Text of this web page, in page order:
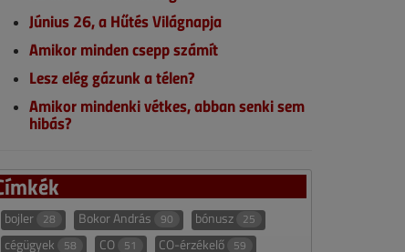
Június 26, a Hűtés Világnapja
Amikor minden csepp számít
Lesz elég gázunk a télen?
Amikor mindenki vétkes, abban senki sem
hibás?
bojler 28 Bokor András 90 bónusz 25
cégügyek 58 CO 51 CO-érzékelő 59